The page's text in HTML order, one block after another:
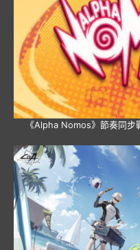
《Alpha Nomos》節奏同